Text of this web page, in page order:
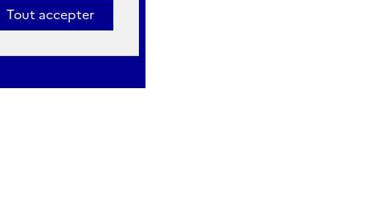
Tout accepter